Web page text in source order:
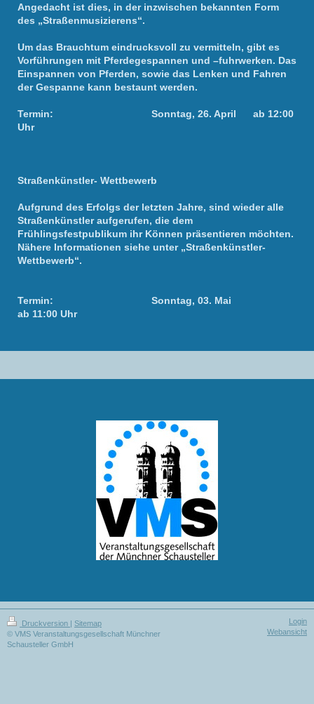
Angedacht ist dies, in der inzwischen bekannten Form
des „Straßenmusizierens“.
Um das Brauchtum eindrucksvoll zu vermitteln, gibt es
Vorführungen mit Pferdegespannen und –fuhrwerken. Das
Einspannen von Pferden, sowie das Lenken und Fahren
der Gespanne kann bestaunt werden.
Termin: Sonntag, 26. April ab 12:00
Uhr
Straßenkünstler- Wettbewerb
Aufgrund des Erfolgs der letzten Jahre, sind wieder alle
Straßenkünstler aufgerufen, die dem
Frühlingsfestpublikum ihr Können präsentieren möchten.
Nähere Informationen siehe unter „Straßenkünstler-
Wettbewerb“.
Termin: Sonntag, 03. Mai
ab 11:00 Uhr
Druckversion | Sitemap
© VMS Veranstaltungsgesellschaft Münchner
Schausteller GmbH
Login
Webansicht